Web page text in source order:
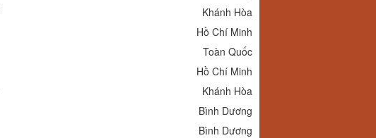
Khánh Hòa
Hồ Chí Minh
Toàn Quốc
Hồ Chí Minh
Khánh Hòa
Bình Dương
Bình Dương